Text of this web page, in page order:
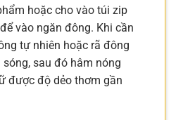
hoặc cho vào túi zip
vào ngăn đông. Khi cần
tự nhiên hoặc rã đông
sau đó hâm nóng
được độ dẻo thơm gần